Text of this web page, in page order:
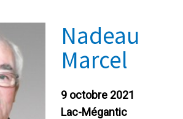
Nadeau
Marcel
9 octobre 2021
Lac-Mégantic